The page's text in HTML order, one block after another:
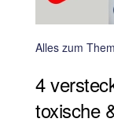
Alles zum
4
toxische